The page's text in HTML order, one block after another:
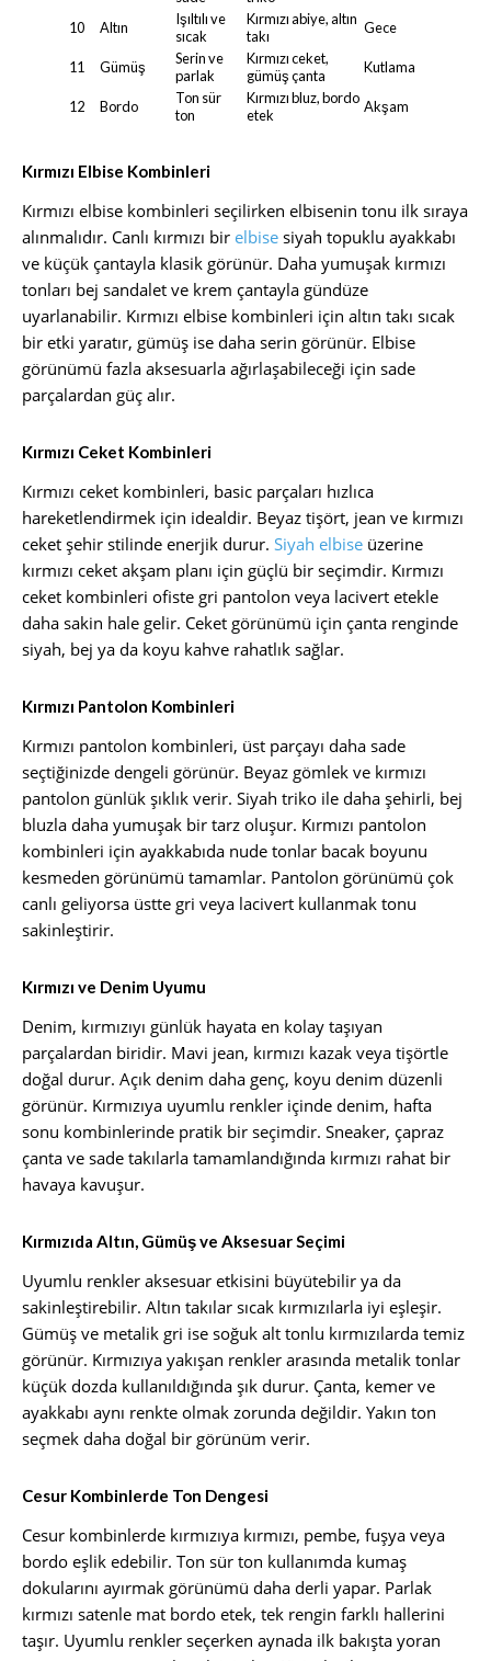
10
Altın
Işıltılı ve
sıcak
Kırmızı abiye, altın
takı
Gece
11 Gümüş
Serin ve
parlak
Kırmızı ceket,
gümüş çanta
Kutlama
12 Bordo
Ton sür
ton
Kırmızı bluz, bordo
etek
Akşam
Kırmızı Elbise Kombinleri
Kırmızı elbise kombinleri seçilirken elbisenin tonu ilk sıraya
alınmalıdır. Canlı kırmızı bir elbise siyah topuklu ayakkabı
ve küçük çantayla klasik görünür. Daha yumuşak kırmızı
tonları bej sandalet ve krem çantayla gündüze
uyarlanabilir. Kırmızı elbise kombinleri için altın takı sıcak
bir etki yaratır, gümüş ise daha serin görünür. Elbise
görünümü fazla aksesuarla ağırlaşabileceği için sade
parçalardan güç alır.
Kırmızı Ceket Kombinleri
Kırmızı ceket kombinleri, basic parçaları hızlıca
hareketlendirmek için idealdir. Beyaz tişört, jean ve kırmızı
ceket şehir stilinde enerjik durur. Siyah elbise üzerine
kırmızı ceket akşam planı için güçlü bir seçimdir. Kırmızı
ceket kombinleri ofiste gri pantolon veya lacivert etekle
daha sakin hale gelir. Ceket görünümü için çanta renginde
siyah, bej ya da koyu kahve rahatlık sağlar.
Kırmızı Pantolon Kombinleri
Kırmızı pantolon kombinleri, üst parçayı daha sade
seçtiğinizde dengeli görünür. Beyaz gömlek ve kırmızı
pantolon günlük şıklık verir. Siyah triko ile daha şehirli, bej
bluzla daha yumuşak bir tarz oluşur. Kırmızı pantolon
kombinleri için ayakkabıda nude tonlar bacak boyunu
kesmeden görünümü tamamlar. Pantolon görünümü çok
canlı geliyorsa üstte gri veya lacivert kullanmak tonu
sakinleştirir.
Kırmızı ve Denim Uyumu
Denim, kırmızıyı günlük hayata en kolay taşıyan
parçalardan biridir. Mavi jean, kırmızı kazak veya tişörtle
doğal durur. Açık denim daha genç, koyu denim düzenli
görünür. Kırmızıya uyumlu renkler içinde denim, hafta
sonu kombinlerinde pratik bir seçimdir. Sneaker, çapraz
çanta ve sade takılarla tamamlandığında kırmızı rahat bir
havaya kavuşur.
Kırmızıda Altın, Gümüş ve Aksesuar Seçimi
Uyumlu renkler aksesuar etkisini büyütebilir ya da
sakinleştirebilir. Altın takılar sıcak kırmızılarla iyi eşleşir.
Gümüş ve metalik gri ise soğuk alt tonlu kırmızılarda temiz
görünür. Kırmızıya yakışan renkler arasında metalik tonlar
küçük dozda kullanıldığında şık durur. Çanta, kemer ve
ayakkabı aynı renkte olmak zorunda değildir. Yakın ton
seçmek daha doğal bir görünüm verir.
Cesur Kombinlerde Ton Dengesi
Cesur kombinlerde kırmızıya kırmızı, pembe, fuşya veya
bordo eşlik edebilir. Ton sür ton kullanımda kumaş
dokularını ayırmak görünümü daha derli yapar. Parlak
kırmızı satenle mat bordo etek, tek rengin farklı hallerini
taşır. Uyumlu renkler seçerken aynada ilk bakışta yoran